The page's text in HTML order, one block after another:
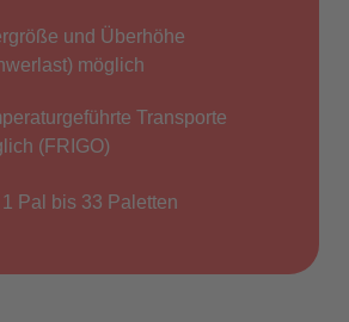
und Überhöhe
möglich
Transporte
(FRIGO)
Pal bis 33 Paletten